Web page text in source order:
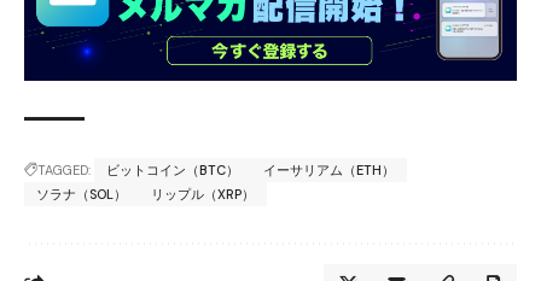
TAGGED: ビットコイン（BTC）
イーサリアム（ETH）
ソラナ（SOL）
リップル（XRP）